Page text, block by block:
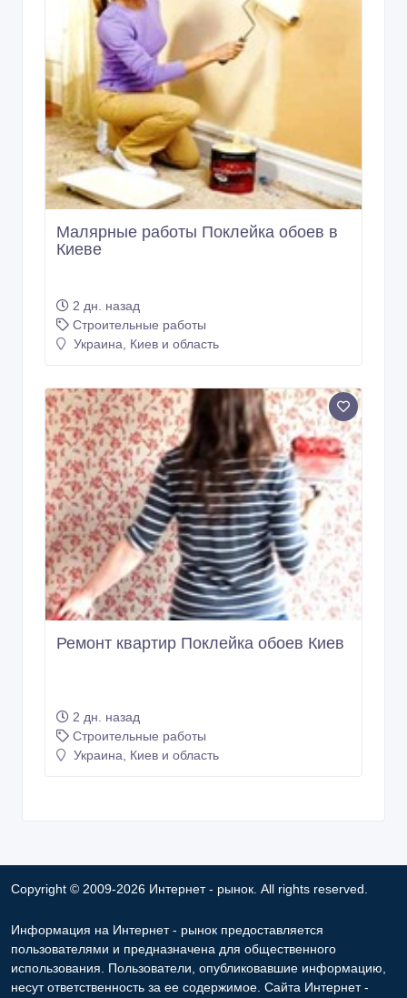
Малярные работы Поклейка обоев в
Киеве
2 дн. назад
Строительные работы
Украина, Киев и область
Ремонт квартир Поклейка обоев Киев
2 дн. назад
Строительные работы
Украина, Киев и область
Copyright © 2009-2026 Интернет - рынок. All rights reserved.
Информация на Интернет - рынок предоставляется
пользователями и предназначена для общественного
использования. Пользователи, опубликовавшие информацию,
несут ответственность за ее содержимое. Сайта Интернет -